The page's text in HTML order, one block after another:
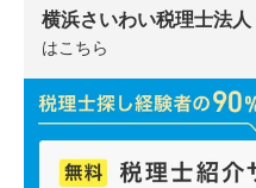
横浜さいわい税理士法人
はこちら